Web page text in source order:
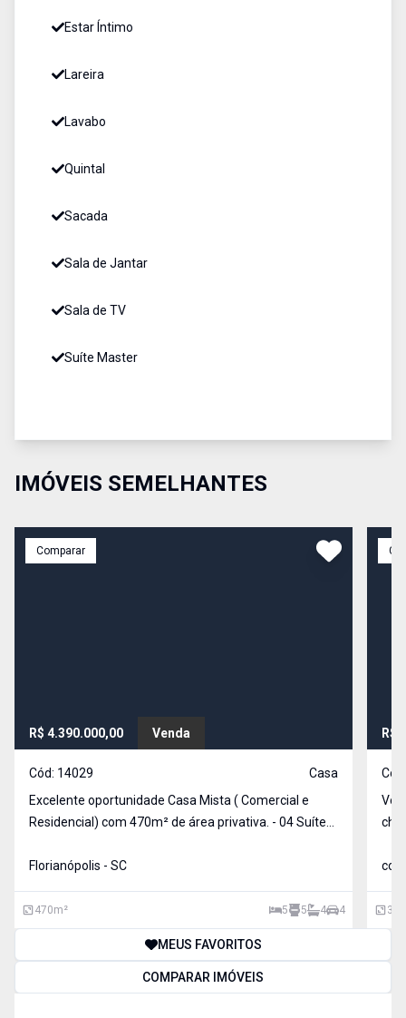
Estar Íntimo
Lareira
Lavabo
Quintal
Sacada
Sala de Jantar
Sala de TV
Suíte Master
IMÓVEIS SEMELHANTES
Comparar
R$ 4.390.000,00 Venda
Cód: 14029
Casa
Excelente oportunidade Casa Mista ( Comercial e
Residencial) com 470m² de área privativa. - 04 Suítes,
uma com hidromassagem. - Hall de Entrada, sala de
Florianópolis - SC
470m² 5 5 4 4
R$
313
MEUS FAVORITOS
COMPARAR IMÓVEIS